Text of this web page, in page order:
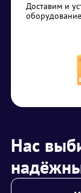
Доставим и
оборудование
Нас